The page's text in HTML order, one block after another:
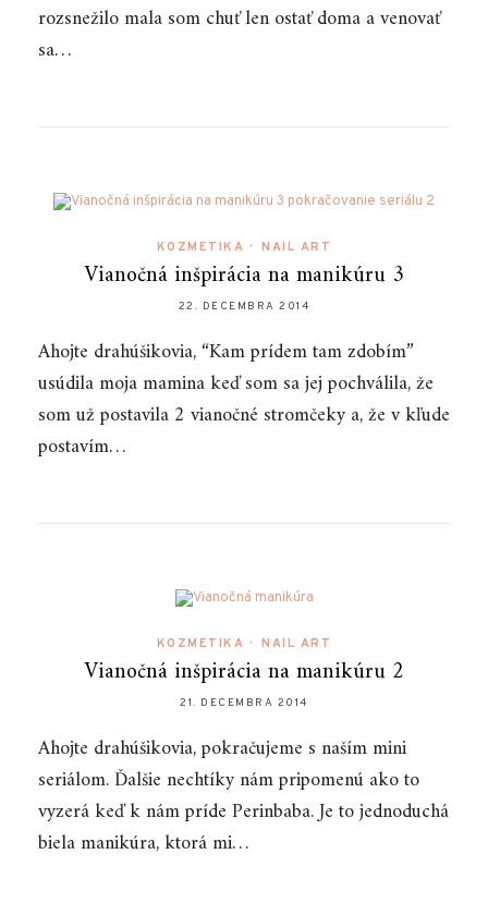
rozsnežilo mala som chuť len ostať doma a venovať
sa…
KOZMETIKA • NAIL ART
Vianočná inšpirácia na manikúru 3
22. DECEMBRA 2014
Ahojte drahúšikovia, “Kam prídem tam zdobím”
usúdila moja mamina keď som sa jej pochválila, že
som už postavila 2 vianočné stromčeky a, že v kľude
postavím…
KOZMETIKA • NAIL ART
Vianočná inšpirácia na manikúru 2
21. DECEMBRA 2014
Ahojte drahúšikovia, pokračujeme s naším mini
seriálom. Ďalšie nechtíky nám pripomenú ako to
vyzerá keď k nám príde Perinbaba. Je to jednoduchá
biela manikúra, ktorá mi…